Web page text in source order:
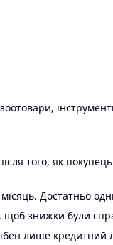
того, як
Достатньо
знижки були
лише кредитний